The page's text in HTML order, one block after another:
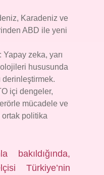
Karadeniz ve
ABD ile yeni
zeka, yarı
hususunda
derinleştirmek.
içi dengeler,
mücadele ve
politika
bakıldığında,
Türkiye’nin